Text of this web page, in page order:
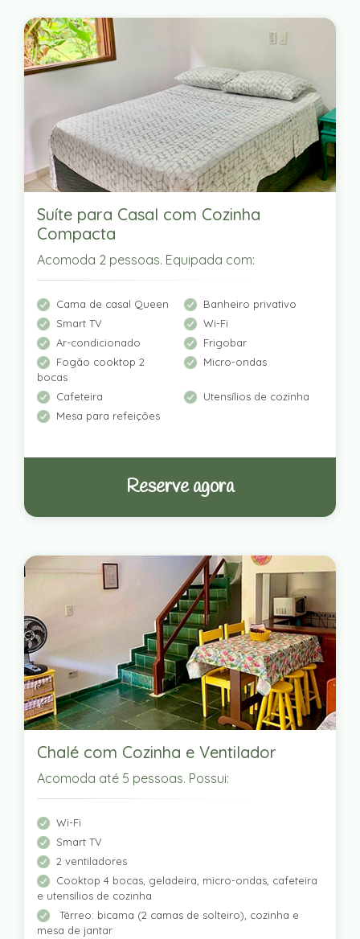
Suíte para Casal com Cozinha
Compacta
Acomoda 2 pessoas. Equipada com:
Cama de casal Queen
Banheiro privativo
Smart TV
Wi-Fi
Ar-condicionado
Frigobar
Fogão cooktop 2
bocas
Micro-ondas
Cafeteira
Utensílios de cozinha
Mesa para refeições
Reserve agora
Chalé com Cozinha e Ventilador
Acomoda até 5 pessoas. Possui:
Wi-Fi
Smart TV
2 ventiladores
Cooktop 4 bocas, geladeira, micro-ondas, cafeteira
e utensílios de cozinha
Térreo: bicama (2 camas de solteiro), cozinha e
mesa de jantar